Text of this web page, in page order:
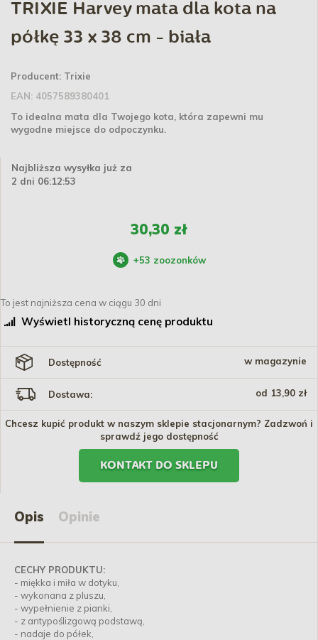
TRIXIE Harvey mata dla kota na
półkę 33 x 38 cm - biała
Producent: Trixie
EAN: 4057589380401
To idealna mata dla Twojego kota, która zapewni mu
wygodne miejsce do odpoczynku.
Najbliższa wysyłka już za
2 dni 06:12:53
30,30 zł
+53 zoozonków
To jest najniższa cena w ciągu 30 dni
Wyświetl historyczną cenę produktu
Dostępność w magazynie
Dostawa: od 13,90 zł
Chcesz kupić produkt w naszym sklepie stacjonarnym? Zadzwoń i
sprawdź jego dostępność
KONTAKT DO SKLEPU
Opis Opinie
CECHY PRODUKTU:
- miękka i miła w dotyku,
- wykonana z pluszu,
- wypełnienie z pianki,
- z antypoślizgową podstawą,
- nadaje do półek,